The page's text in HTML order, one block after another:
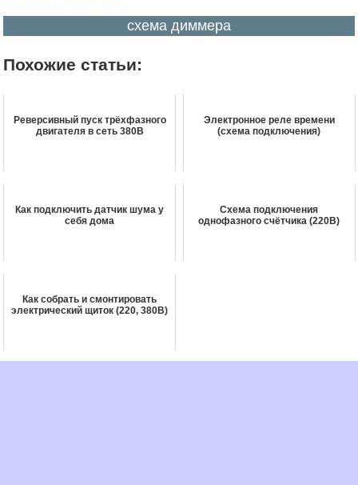
схема диммера
Похожие статьи:
Реверсивный пуск трёхфазного
двигателя в сеть 380В
Электронное реле времени
(схема подключения)
Как подключить датчик шума у
себя дома
Схема подключения
однофазного счётчика (220В)
Как собрать и смонтировать
электрический щиток (220, 380В)